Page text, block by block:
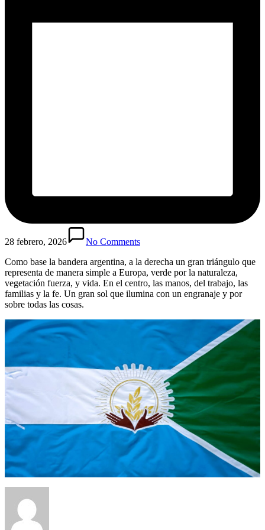
28 febrero, 2026
No Comments
Como base la bandera argentina, a la derecha un gran triángulo que
representa de manera simple a Europa, verde por la naturaleza,
vegetación fuerza, y vida. En el centro, las manos, del trabajo, las
familias y la fe. Un gran sol que ilumina con un engranaje y por
sobre todas las cosas.